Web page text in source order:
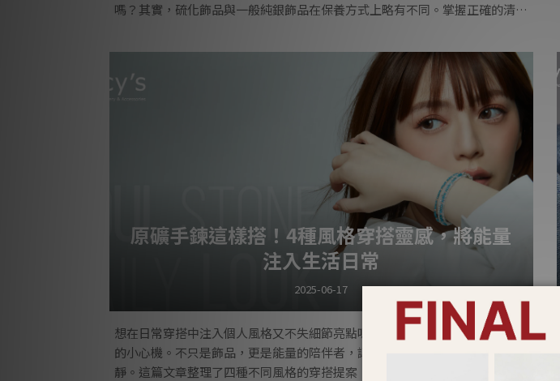
嗎？其實，硫化飾品與一般純銀飾品在保養方式上略有不同。掌握正確的清潔
跟純銀飾品差別在哪？硫化飾品與一般純銀飾品（如925純銀）在材質本質上其
實相同，最大的差別在於表面是否經過「硫化處理」。所謂硫化，是在銀飾表
面透過與含硫物質反應，產生深色變化的一種工藝。純銀飾品呈現明亮、有光
澤的銀白色，整體風
原礦手鍊這樣搭！4種風格穿搭靈感，將能量
注入生活日常
2025-06-17
想在日常穿搭中注入個人風格又不失細節亮點嗎？原礦手鍊絕對是您不可或缺
的小心機。不只是飾品，更是能量的陪伴者，讓每一天都有勇氣、有愛、有平
靜。這篇文章整理了四種不同風格的穿搭提案，搭配對應能量的水晶礦石，無